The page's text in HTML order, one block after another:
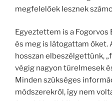
megfelelőek lesznek
Egyeztettem is a
és meg is látogattam őket.
hosszan elbeszélgettünk,
végig nagyon türelmesek
Minden szükséges
módszerekről, így nem